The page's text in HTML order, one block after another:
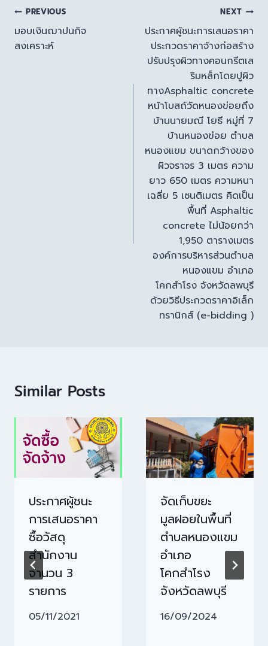
PREVIOUS
มอบเงินฌาปนกิจ
สงเคราะห์
NEXT
ประกาศผู้ชนะการเสนอราคา
ประกวดราคาจ้างก่อสร้าง
ปรับปรุงผิวทางคอนกรีตเส
ริมหล็กโดยปูผิว
ทางAsphaltic concrete
หน้าโบสถ์วัดหนองข่อยถึง
บ้านนายมณี โยธี หมู่ที่ 7
บ้านหนองข่อย ตำบล
หนองแขม ขนาดกว้างของ
ผิวจราจร 3 เมตร ความ
ยาว 650 เมตร ความหนา
เฉลี่ย 5 เซนติเมตร คิดเป็น
พื้นที่ Asphaltic
concrete ไม่น้อยกว่า
1,950 ตารางเมตร
องค์การบริหารส่วนตำบล
หนองแขม อำเภอ
โคกสำโรง จังหวัดลพบุรี
ด้วยวิธีประกวดราคาอิเล็ก
ทรานิกส์ (e-bidding )
Similar Posts
ประกาศผู้ชนะ
การเสนอราคา
ซื้อวัสดุ
สำนักงาน
จำนวน 3
รายการ
05/11/2021
จัดเก็บขยะ
มูลฝอยในพื้นที่
ตำบลหนองแขม
อำเภอ
โคกสำโรง
จังหวัดลพบุรี
16/09/2024